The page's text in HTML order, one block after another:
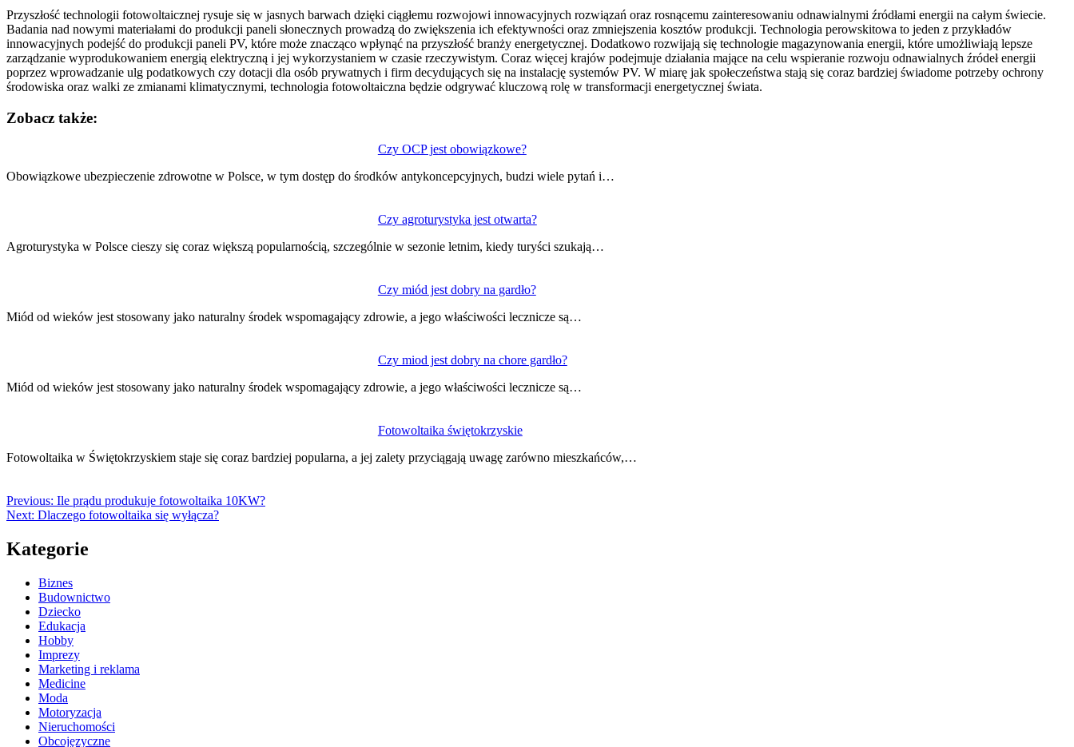
Przyszłość technologii fotowoltaicznej rysuje się w jasnych barwach dzięki ciągłemu rozwojowi innowacyjnych rozwiązań oraz rosnącemu zainteresowaniu odnawialnymi źródłami energii na całym świecie.
Badania nad nowymi materiałami do produkcji paneli słonecznych prowadzą do zwiększenia ich efektywności oraz zmniejszenia kosztów produkcji. Technologia perowskitowa to jeden z przykładów
innowacyjnych podejść do produkcji paneli PV, które może znacząco wpłynąć na przyszłość branży energetycznej. Dodatkowo rozwijają się technologie magazynowania energii, które umożliwiają lepsze
zarządzanie wyprodukowaniem energią elektryczną i jej wykorzystaniem w czasie rzeczywistym. Coraz więcej krajów podejmuje działania mające na celu wspieranie rozwoju odnawialnych źródeł energii
poprzez wprowadzanie ulg podatkowych czy dotacji dla osób prywatnych i firm decydujących się na instalację systemów PV. W miarę jak społeczeństwa stają się coraz bardziej świadome potrzeby ochrony
środowiska oraz walki ze zmianami klimatycznymi, technologia fotowoltaiczna będzie odgrywać kluczową rolę w transformacji energetycznej świata.
Zobacz także:
Czy OCP jest obowiązkowe?
Obowiązkowe ubezpieczenie zdrowotne w Polsce, w tym dostęp do środków antykoncepcyjnych, budzi wiele pytań i…
Czy agroturystyka jest otwarta?
Agroturystyka w Polsce cieszy się coraz większą popularnością, szczególnie w sezonie letnim, kiedy turyści szukają…
Czy miód jest dobry na gardło?
Miód od wieków jest stosowany jako naturalny środek wspomagający zdrowie, a jego właściwości lecznicze są…
Czy miod jest dobry na chore gardło?
Miód od wieków jest stosowany jako naturalny środek wspomagający zdrowie, a jego właściwości lecznicze są…
Fotowoltaika świętokrzyskie
Fotowoltaika w Świętokrzyskiem staje się coraz bardziej popularna, a jej zalety przyciągają uwagę zarówno mieszkańców,…
wpisu
Previous: Ile prądu produkuje fotowoltaika 10KW?
Next: Dlaczego fotowoltaika się wyłącza?
Kategorie
Biznes
Budownictwo
Dziecko
Edukacja
Hobby
Imprezy
Marketing i reklama
Medicine
Moda
Motoryzacja
Nieruchomości
Obcojęzyczne